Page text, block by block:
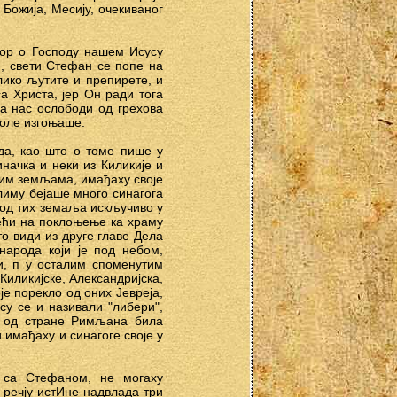
Месију, очекиваног
о Господу нашем Исусу
свети Стефан се попе на
љутите и препирете, и
Христа, јер Он ради тога
нас ослободи од грехова
изгоњаше.
као што о томе пише у
и неки из Киликије и
земљама, имађаху своје
бејаше много синагога
тих земаља искључиво у
на поклоњење ка храму
види из друге главе Дела
који је под небом,
п у осталим споменутим
Александријска,
порекло од оних Јевреја,
се и називали "либери",
од стране Римљана била
и синагоге своје у
са Стефаном, не могаху
истИне надвлада три